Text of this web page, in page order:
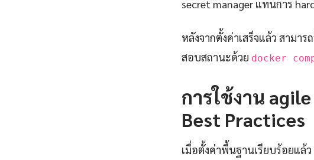
secret manager แทนการ
หลังจากตั้งค่าเสร็จแล้ว สามาร
สอบสถานะด้วย docker
การใช้งาน
Best Practices
เมื่อตั้งค่าพื้นฐานเรียบร้อยแล้